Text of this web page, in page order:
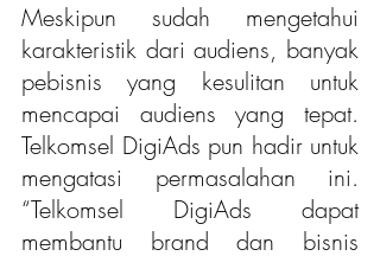
Meskipun sudah mengetahui
karakteristik dari audiens, banyak
pebisnis yang kesulitan untuk
mencapai audiens yang tepat.
Telkomsel DigiAds pun hadir untuk
mengatasi permasalahan ini.
“Telkomsel DigiAds dapat
membantu brand dan bisnis